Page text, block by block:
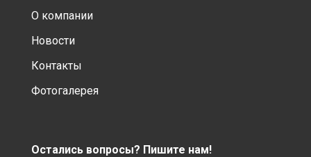
О компании
Новости
Контакты
Фотогалерея
Остались вопросы? Пишите нам!